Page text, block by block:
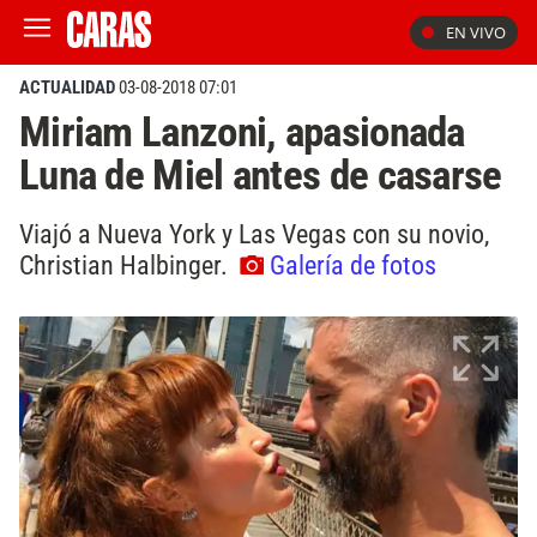
EN VIVO
ACTUALIDAD03-08-2018 07:01
Miriam Lanzoni, apasionada
Luna de Miel antes de casarse
Viajó a Nueva York y Las Vegas con su novio,
Christian Halbinger.
Galería de fotos